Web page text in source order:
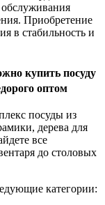
обслуживания
Приобретение
в стабильность и
купить посуду
оптом
посуды из
дерева для
все
до столовых
категории: